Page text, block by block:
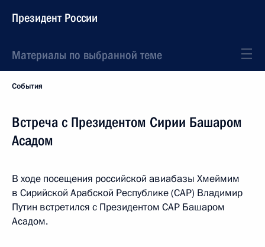
Президент России
Материалы по выбранной теме
События
Встреча с Президентом Сирии Башаром
Асадом
В ходе посещения российской авиабазы Хмеймим
в Сирийской Арабской Республике (САР) Владимир
Путин встретился с Президентом САР Башаром
Асадом.